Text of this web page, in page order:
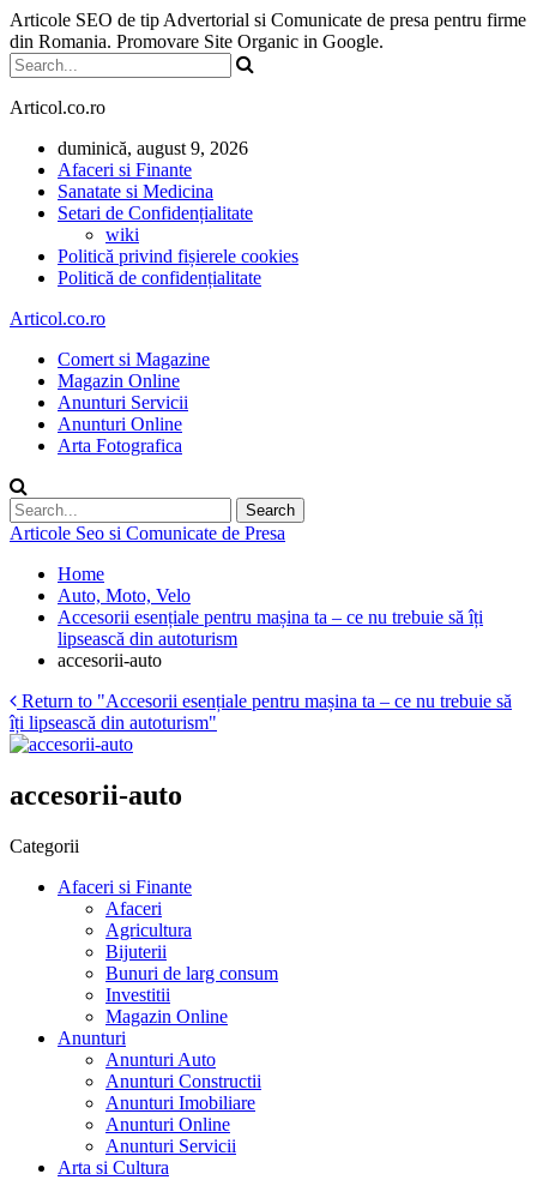
Articole SEO de tip Advertorial si Comunicate de presa pentru firme
din Romania. Promovare Site Organic in Google.
Articol.co.ro
duminică, august 9, 2026
Afaceri si Finante
Sanatate si Medicina
Setari de Confidențialitate
wiki
Politică privind fișierele cookies
Politică de confidențialitate
Articol.co.ro
Comert si Magazine
Magazin Online
Anunturi Servicii
Anunturi Online
Arta Fotografica
Articole Seo si Comunicate de Presa
Home
Auto, Moto, Velo
Accesorii esențiale pentru mașina ta – ce nu trebuie să îți
lipsească din autoturism
accesorii-auto
Return to "Accesorii esențiale pentru mașina ta – ce nu trebuie să
îți lipsească din autoturism"
accesorii-auto
Categorii
Afaceri si Finante
Afaceri
Agricultura
Bijuterii
Bunuri de larg consum
Investitii
Magazin Online
Anunturi
Anunturi Auto
Anunturi Constructii
Anunturi Imobiliare
Anunturi Online
Anunturi Servicii
Arta si Cultura